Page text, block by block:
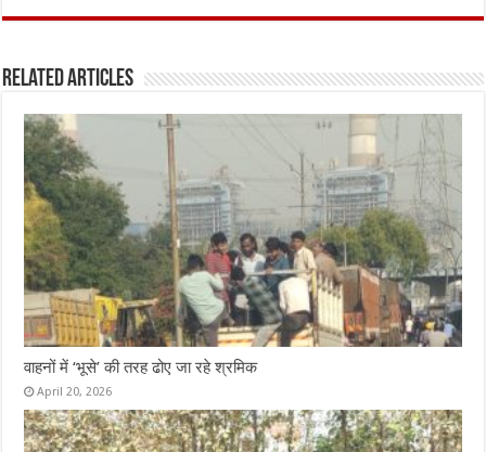
ce
o
o
k
it
r
at
A
p
p
ai ar
Related Articles
वाहनों में ‘भूसे’ की तरह ढोए जा रहे श्रमिक
April 20, 2026